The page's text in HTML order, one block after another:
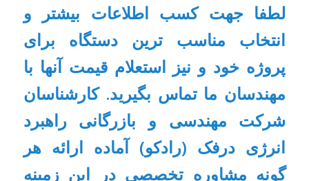
لطفا جهت کسب اطلاعات بیشتر و
انتخاب مناسب ترین دستگاه برای
پروژه خود و نیز استعلام قیمت آنها با
مهندسان ما تماس بگیرید. کارشناسان
شرکت مهندسی و بازرگانی راهبرد
انرژی درفک (رادکو) آماده ارائه هر
گونه مشاوره تخصصی در این زمینه